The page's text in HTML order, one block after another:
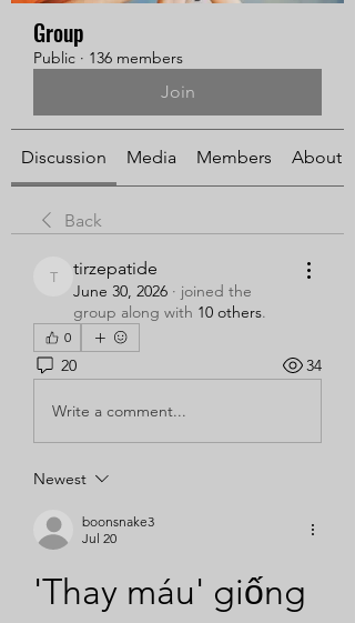
Group
Public · 136 members
Join
Discussion Media Members About
Back
tirzepatide
tirzepatide
June 30, 2026 · joined the
group along with 10 others.
0
20 34
Write a comment...
Newest
boonsnake3
Jul 20
'Thay máu' giống